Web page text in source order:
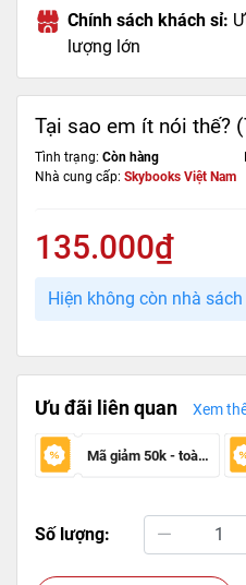
Chính sách khách sỉ:
lượng lớn
Tại sao em ít nói thế?
Tình trạng: Còn hàng
Nhà cung cấp: Skybooks Việt Nam
135.000₫
Hiện không còn nhà
Ưu đãi liên quan Xem
Mã giảm 50k - toàn sàn
Số lượng: